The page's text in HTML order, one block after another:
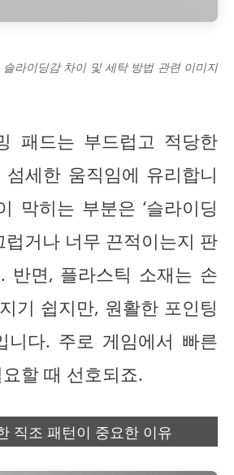
라이딩감 차이 및 세탁 방법 관련 이미지
패드는 부드럽고 적당한
세한 움직임에 유리합니
막히는 부분은 ‘슬라이딩
럽거나 너무 끈적이는지 판
반면, 플라스틱 소재는 손
기 쉽지만, 원활한 포인팅
니다. 주로 게임에서 빠른
할 때 선호되죠.
직조 패턴이 중요한 이유